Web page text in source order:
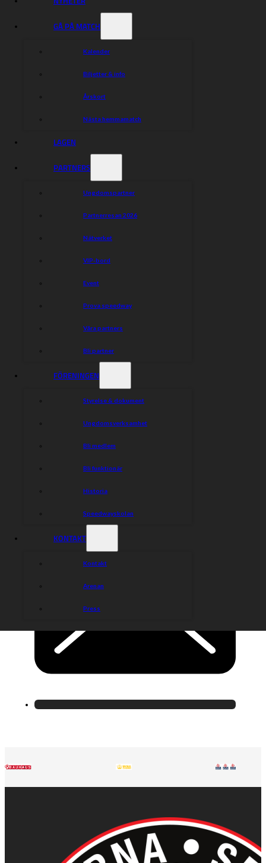
GÅ PÅ MATCH
Kalender
Biljetter & info
Årskort
Nästa hemmamatch
LAGEN
PARTNERS
Ungdomspartner
Partnerresan 2026
Nätverket
VIP-bord
Event
Prova speedway
Våra partners
Bli partner
FÖRENINGEN
Styrelse & dokument
Ungdomsverksamhet
Bli medlem
Bli funktionär
Historia
Speedwayskolan
KONTAKT
Kontakt
Arenan
Press